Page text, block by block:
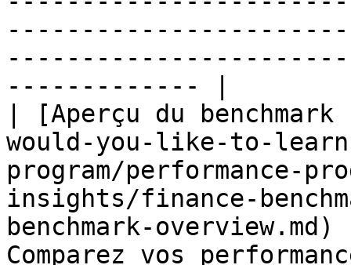
------------- |
| [Aperçu du
would-you-like-to-
program/performance-
insights/finance-
benchmark-
Comparez vos